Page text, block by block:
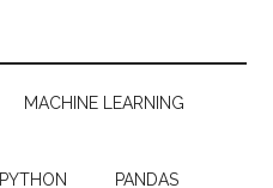
MACHINE LEARNING
PYTHON PANDAS